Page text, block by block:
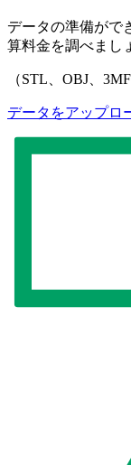
データの準備がで
算料金を調べまし
（STL、OBJ、
データをアップロ